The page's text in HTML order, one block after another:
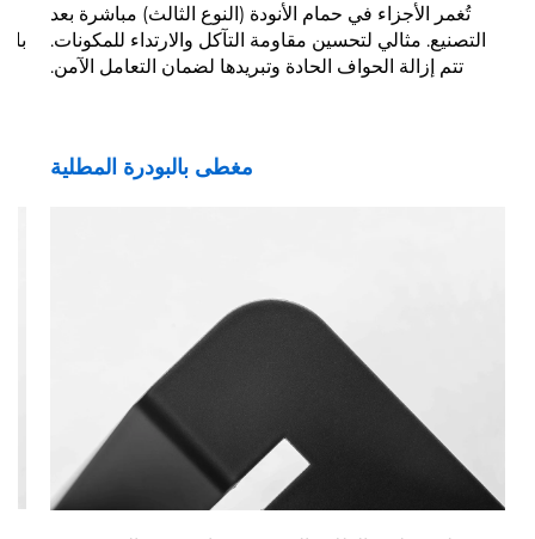
تُغمر الأجزاء في حمام الأنودة (النوع الثالث) مباشرة بعد
التصنيع. مثالي لتحسين مقاومة التآكل والارتداء للمكونات.
تتم إزالة الحواف الحادة وتبريدها لضمان التعامل الآمن.
مغطى بالبودرة المطلية